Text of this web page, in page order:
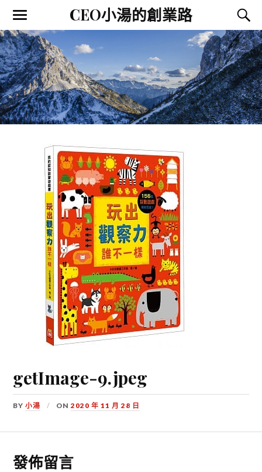
CEO小湯的創業路
getImage-9.jpeg
BY小湯 ON2020 年 11 月 28 日
發佈留言